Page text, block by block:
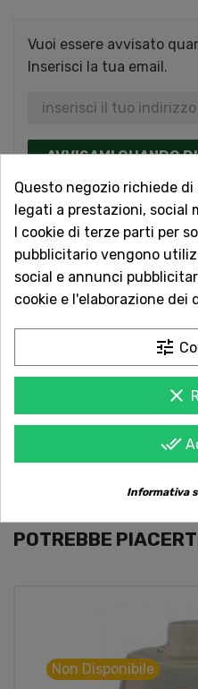
Vuoi essere avvisato
Inserisci la tua email.
AVVISAMI QUANDO
Acquista in
Dal 1957 a
1.000
Spedizioni rapide
Consegna in
Servizio Clienti
Contattaci
POTREBBE
Non Disponibile
Questo negozio richiede
legati a prestazioni, social
I cookie di terze parti per
pubblicitario vengono
social e annunci
cookie e l'elaborazione
tune
clear
done_all
Informativa